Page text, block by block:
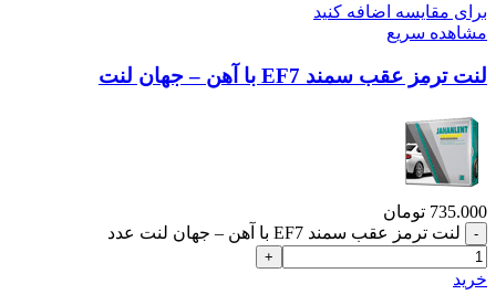
برای مقایسه اضافه کنید
مشاهده سریع
لنت ترمز عقب سمند EF7 با آهن – جهان لنت
735.000 تومان
لنت ترمز عقب سمند EF7 با آهن – جهان لنت عدد
خرید